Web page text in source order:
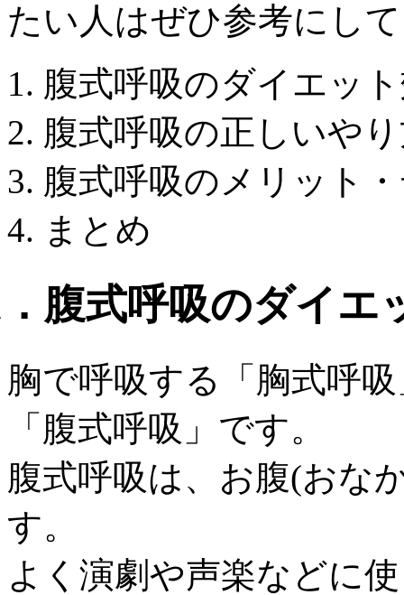
たい人はぜひ参考にし
腹式呼吸のダイエッ
腹式呼吸の正しいや
腹式呼吸のメリット
まとめ
腹式呼吸のダイエ
胸で呼吸する「胸式呼
「腹式呼吸」です。
腹式呼吸は、お腹(おな
す。
よく演劇や声楽などに